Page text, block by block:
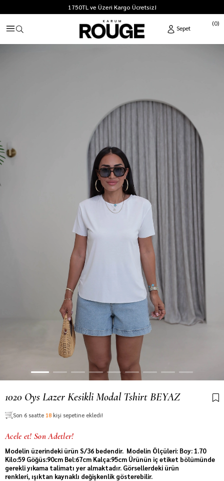
1750TL ve Üzeri Kargo Ücretsiz!
0
1020 Oys Lazer Kesikli Modal Tshirt BEYAZ
Son 6 saatte 18 kişi sepetine ekledi!
Acele et! Son Adetler!
Modelin üzerindeki ürün S/36 bedendir. Modelin Ölçüleri: Boy: 1.70
Kilo:59 Göğüs:90cm Bel:67cm Kalça:95cm Ürünün iç etiket bölümünde
gerekli yıkama talimatı yer almaktadır. Görsellerdeki ürün
renkleri, ışıktan kaynaklı değişkenlik gösterebilir.